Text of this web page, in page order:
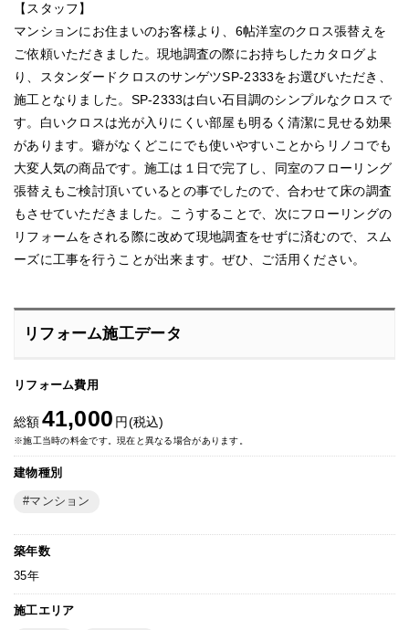
【スタッフ】
マンションにお住まいのお客様より、6帖洋室のクロス張替えを
ご依頼いただきました。現地調査の際にお持ちしたカタログよ
り、スタンダードクロスのサンゲツSP-2333をお選びいただき、
施工となりました。SP-2333は白い石目調のシンプルなクロスで
す。白いクロスは光が入りにくい部屋も明るく清潔に見せる効果
があります。癖がなくどこにでも使いやすいことからリノコでも
大変人気の商品です。施工は１日で完了し、同室のフローリング
張替えもご検討頂いているとの事でしたので、合わせて床の調査
もさせていただきました。こうすることで、次にフローリングの
リフォームをされる際に改めて現地調査をせずに済むので、スム
ーズに工事を行うことが出来ます。ぜひ、ご活用ください。
リフォーム施工データ
リフォーム費用
総額41,000 円(税込)
※施工当時の料金です。現在と異なる場合があります。
建物種別
マンション
築年数
35年
施工エリア